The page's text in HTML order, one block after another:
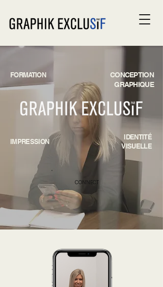
FORMATION
CONCEPTION
GRAPHIQUE
IMPRESSION
IDENTITÉ
VISUELLE
CONNECT